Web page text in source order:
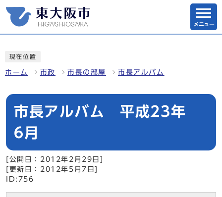
メニュー
現在位置
ホーム 市政 市長の部屋 市長アルバム
市長アルバム 平成23年
6月
[公開日：2012年2月29日]
[更新日：2012年5月7日]
ID:756